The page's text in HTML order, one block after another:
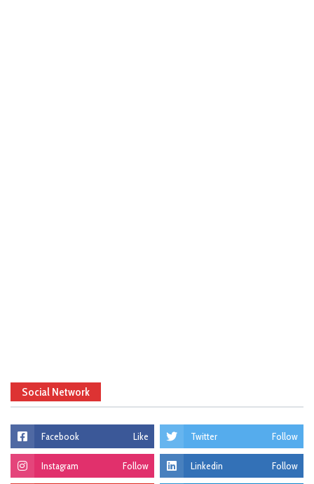
Social Network
Facebook Like Twitter Follow
Instagram Follow Linkedin Follow